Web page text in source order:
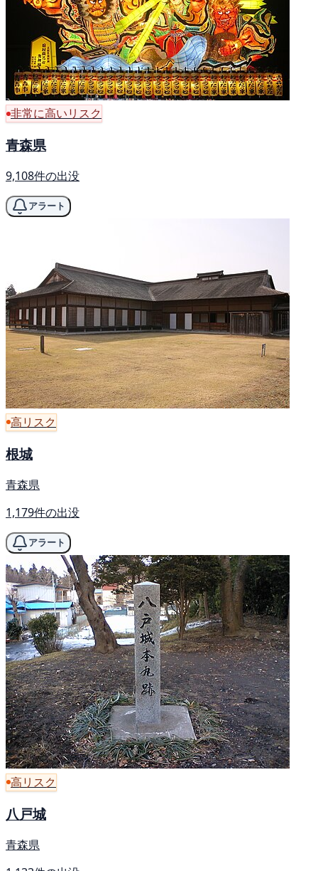
非常に高いリスク
青森県
9,108件の出没
アラート
高リスク
根城
青森県
1,179件の出没
アラート
高リスク
八戸城
青森県